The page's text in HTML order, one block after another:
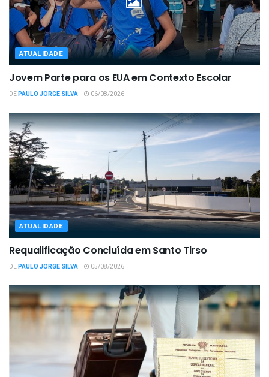
ATUALIDADE
Jovem Parte para os EUA em Contexto Escolar
DEPAULO JORGE SILVA 06/08/2026
ATUALIDADE
Requalificação Concluída em Santo Tirso
DEPAULO JORGE SILVA 05/08/2026